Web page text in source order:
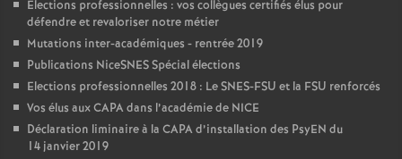
Elections professionnelles : vos collègues certifiés élus pour
défendre et revaloriser notre métier
Mutations inter-académiques - rentrée 2019
Publications NiceSNES Spécial élections
Elections professionnelles 2018 : Le SNES-FSU et la FSU renforcés
Vos élus aux CAPA dans l’académie de NICE
Déclaration liminaire à la CAPA d’installation des PsyEN du
14 janvier 2019